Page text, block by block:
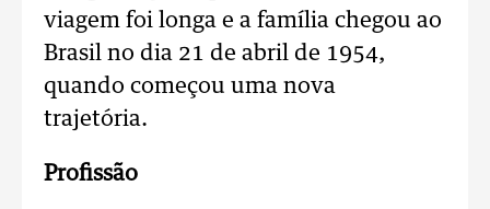
viagem foi longa e a família chegou ao
Brasil no dia 21 de abril de 1954,
quando começou uma nova
trajetória.
Profissão